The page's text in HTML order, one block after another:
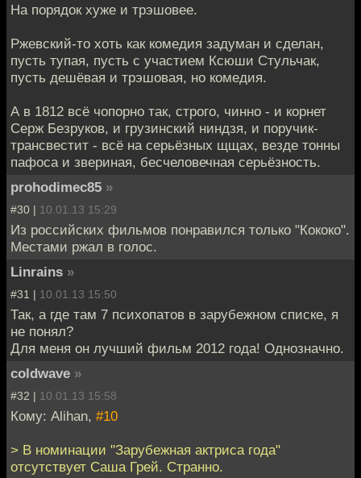
На порядок хуже и трэшовее.
Ржевский-то хоть как комедия задуман и сделан,
пусть тупая, пусть с участием Ксюши Стульчак,
пусть дешёвая и трэшовая, но комедия.
А в 1812 всё чопорно так, строго, чинно - и корнет
Серж Безруков, и грузинский ниндзя, и поручик-
трансвестит - всё на серьёзных щщах, везде тонны
пафоса и звериная, бесчеловечная серьёзность.
prohodimec85 »
#30 | 10.01.13 15:29
Из российских фильмов понравился только "Кококо".
Местами ржал в голос.
Linrains »
#31 | 10.01.13 15:50
Так, а где там 7 психопатов в зарубежном списке, я
не понял?
Для меня он лучший фильм 2012 года! Однозначно.
coldwave »
#32 | 10.01.13 15:58
Кому: Alihan, #10
> В номинации "Зарубежная актриса года"
отсутствует Саша Грей. Странно.